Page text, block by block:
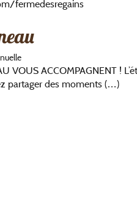
fermedesregains
VOUS ACCOMPAGNENT !
partager des moments (…)